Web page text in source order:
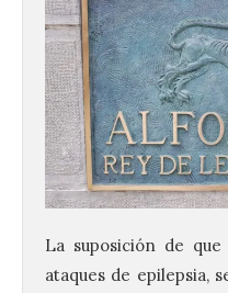
La suposición de
ataques de epilepsia,